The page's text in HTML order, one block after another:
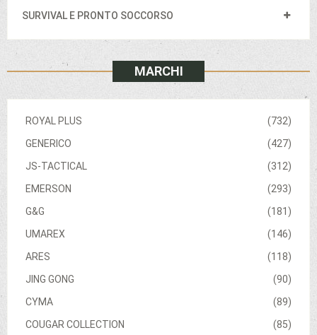
SURVIVAL E PRONTO SOCCORSO
MARCHI
(732)
ROYAL PLUS
(427)
GENERICO
(312)
JS-TACTICAL
(293)
EMERSON
(181)
G&G
(146)
UMAREX
(118)
ARES
(90)
JING GONG
(89)
CYMA
(85)
COUGAR COLLECTION